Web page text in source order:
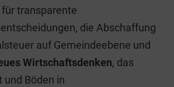
für transparente
die Abschaffung
auf Gemeindeebene und
Wirtschaftsdenken, das
und Böden in